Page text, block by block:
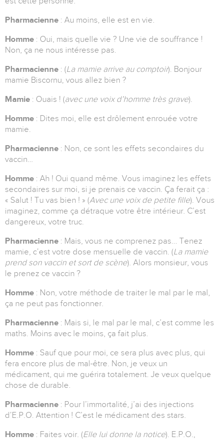
Pharmacienne : Au moins, elle est en vie.
Homme : Oui, mais quelle vie ? Une vie de souffrance !
Non, ça ne nous intéresse pas.
Pharmacienne : (La mamie arrive au comptoir). Bonjour
mamie Biscornu, vous allez bien ?
Mamie : Ouais ! (avec une voix d’homme très grave).
Homme : Dites moi, elle est drôlement enrouée votre
mamie.
Pharmacienne : Non, ce sont les effets secondaires du
vaccin…
Homme : Ah ! Oui quand même. Vous imaginez les effets
secondaires sur moi, si je prenais ce vaccin. Ça ferait ça :
« Salut ! Tu vas bien ! » (Avec une voix de petite fille). Vous
imaginez, comme ça détraque votre être intérieur. C’est
dangereux, votre truc.
Pharmacienne : Mais, vous ne comprenez pas... Tenez
mamie, c’est votre dose mensuelle de vaccin. (La mamie
prend son vaccin et sort de scène). Alors monsieur, vous
le prenez ce vaccin ?
Homme : Non, votre méthode de traiter le mal par le mal,
ça ne peut pas fonctionner.
Pharmacienne : Mais si, le mal par le mal, c’est comme les
maths. Moins avec le moins, ça fait plus.
Homme : Sauf que pour moi, ce sera plus avec plus, qui
fera encore plus de mal-être. Non, je veux un
médicament, qui me guérira totalement. Je veux quelque
chose de durable.
Pharmacienne : Pour l’immortalité, j’ai des injections
d’E.P.O. Attention ! C’est le médicament des stars.
Homme : Faites voir. (Elle lui donne la notice). E.P.O.,